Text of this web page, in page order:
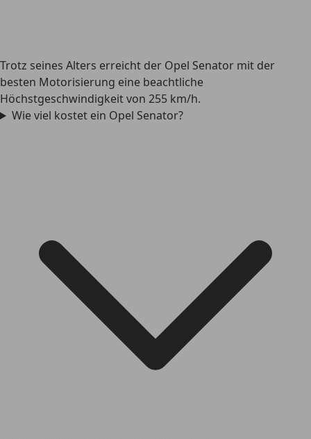
Trotz seines Alters erreicht der Opel Senator mit der
besten Motorisierung eine beachtliche
Höchstgeschwindigkeit von 255 km/h.
Wie viel kostet ein Opel Senator?